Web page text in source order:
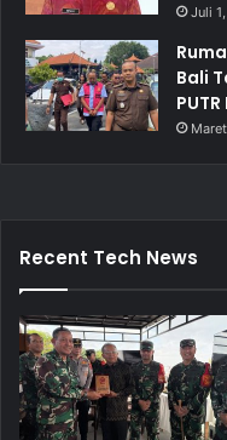
Juli
Bali
Recent Tech News